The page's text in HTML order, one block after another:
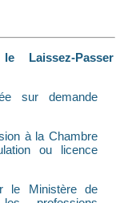
Laissez-Passer
sur demande
à la Chambre
ou licence
le Ministère de